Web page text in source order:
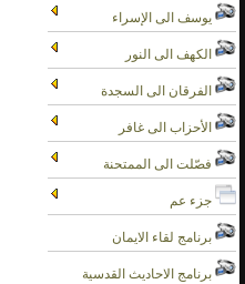
يوسف الى الإسراء
الكهف الى النور
الفرقان الى السجدة
الأحزاب الى غافر
فصّلت الى الممتحنة
جزء عم
برنامج لقاء الايمان
برنامج الاحاديث القدسية